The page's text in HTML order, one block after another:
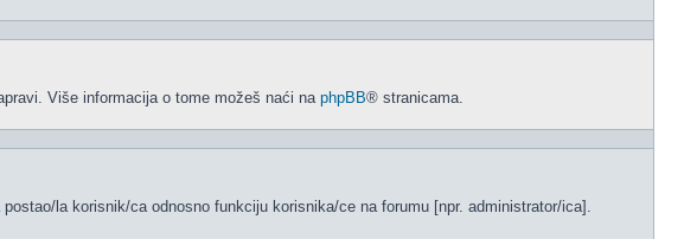
Više informacija o tome možeš naći na phpBB® stranicama.
la korisnik/ca odnosno funkciju korisnika/ce na forumu [npr. administrator/ica].